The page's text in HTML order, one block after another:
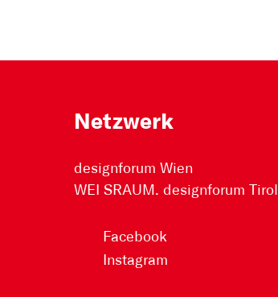
Netzwerk
designforum Wien
WEI SRAUM. designforum Tirol
Facebook
Instagram